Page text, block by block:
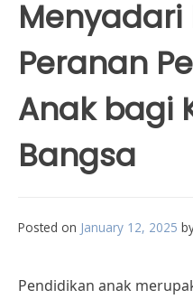
Menyadari
Peranan
Anak bagi
Bangsa
Posted on January 12, 2025
Pendidikan anak